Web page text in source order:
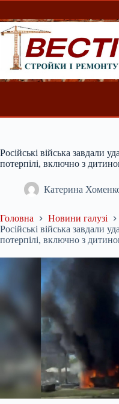
Перейти
вмісту
Російські війська завдали
потерпілі, включно з
Катерина
Головна
Новини галузі
Російські війська завдали
потерпілі, включно з